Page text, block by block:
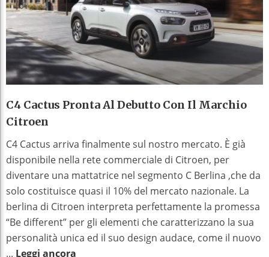
C4 Cactus Pronta Al Debutto Con Il Marchio
Citroen
C4 Cactus arriva finalmente sul nostro mercato. È già
disponibile nella rete commerciale di Citroen, per
diventare una mattatrice nel segmento C Berlina ,che da
solo costituisce quasi il 10% del mercato nazionale. La
berlina di Citroen interpreta perfettamente la promessa
“Be different” per gli elementi che caratterizzano la sua
personalità unica ed il suo design audace, come il nuovo
... Leggi ancora